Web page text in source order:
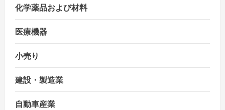
化学薬品および材料
医療機器
小売り
建設・製造業
自動車産業